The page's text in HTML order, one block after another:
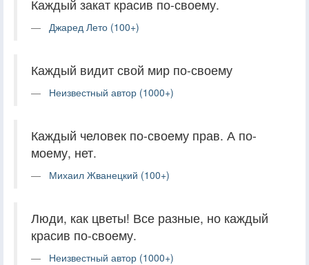
Каждый закат красив по-своему.
Джаред Лето (100+)
Каждый видит свой мир по-своему
Неизвестный автор (1000+)
Каждый человек по-своему прав. А по-
моему, нет.
Михаил Жванецкий (100+)
Люди, как цветы! Все разные, но каждый
красив по-своему.
Неизвестный автор (1000+)